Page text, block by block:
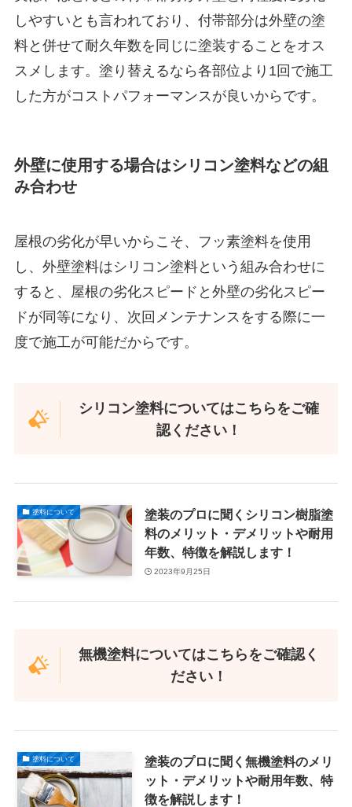
しやすいとも言われており、付帯部分は外壁の塗
料と併せて耐久年数を同じに塗装することをオス
スメします。塗り替えるなら各部位より1回で施工
した方がコストパフォーマンスが良いからです。
外壁に使用する場合はシリコン塗料などの組
み合わせ
屋根の劣化が早いからこそ、フッ素塗料を使用
し、外壁塗料はシリコン塗料という組み合わせに
すると、屋根の劣化スピードと外壁の劣化スピー
ドが同等になり、次回メンテナンスをする際に一
度で施工が可能だからです。
シリコン塗料についてはこちらをご確
認ください！
塗料について
塗装のプロに聞くシリコン樹脂塗
料のメリット・デメリットや耐用
年数、特徴を解説します！
2023年9月25日
無機塗料についてはこちらをご確認く
ださい！
塗料について
塗装のプロに聞く無機塗料のメリ
ット・デメリットや耐用年数、特
徴を解説します！